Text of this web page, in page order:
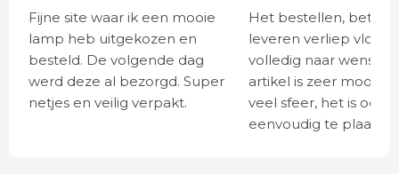
Fijne site waar ik een mooie
lamp heb uitgekozen en
besteld. De volgende dag
werd deze al bezorgd. Super
netjes en veilig verpakt.
Het bestellen,
leveren verliep vlot en
volledig naar wens.
artikel is zeer mooi
veel sfeer, het is ook
eenvoudig te